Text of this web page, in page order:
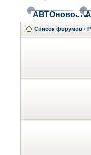
АВТОновости
Список форумов ‹